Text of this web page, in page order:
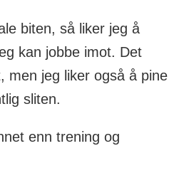
biten, så liker jeg å
kan jobbe imot. Det
men jeg liker også å pine
sliten.
enn trening og